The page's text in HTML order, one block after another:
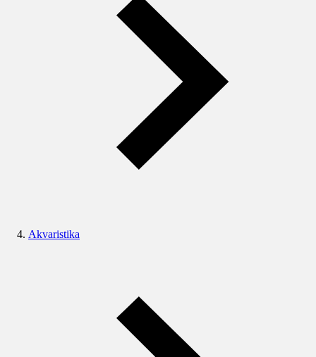
Akvaristika